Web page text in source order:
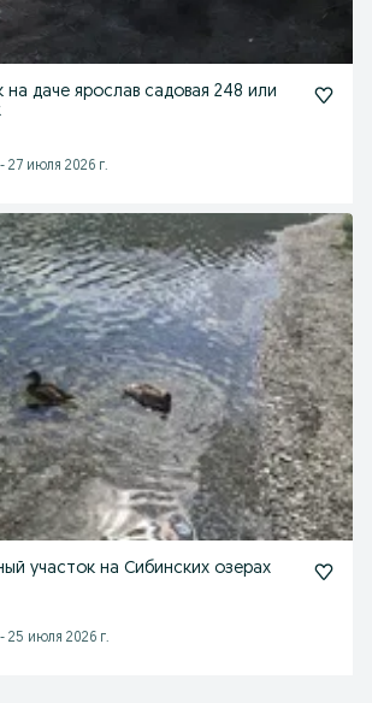
даче ярослав садовая 248 или
- 27 июля 2026 г.
участок на Сибинских озерах
- 25 июля 2026 г.